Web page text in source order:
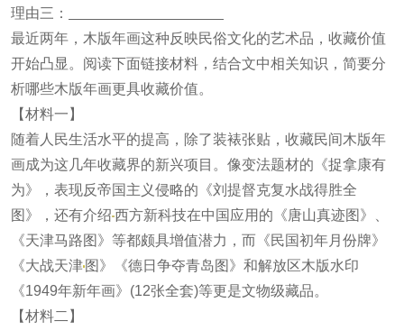
理由三：
最近两年，木版年画这种反映民俗文化的艺术品，收藏价值
开始凸显。阅读下面链接材料，结合文中相关知识，简要分
析哪些木版年画更具收藏价值。
【材料一】
随着人民生活水平的提高，除了装裱张贴，收藏民间木版年
画成为这几年收藏界的新兴项目。像变法题材的《捉拿康有
为》，表现反帝国主义侵略的《刘提督克复水战得胜全
图》，还有介绍 西方新科技在中国应用的《唐山真迹图》、
《天津马路图》等都颇具增值潜力，而《民国初年月份牌》
《大战天津 图》《德日争夺青岛图》和解放区木版水印
《1949年新年画》(12张全套)等更是文物级藏品。
【材料二】